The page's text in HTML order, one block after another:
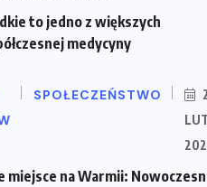
to jedno z większych
medycyny
SPOŁECZEŃSTWO
miejsce na Warmii: